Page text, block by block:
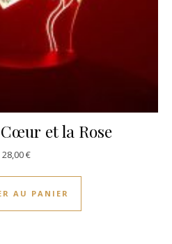
et la Rose
28,00€
AU PANIER